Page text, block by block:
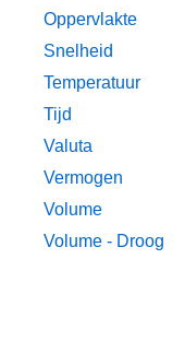
Oppervlakte
Snelheid
Temperatuur
Tijd
Valuta
Vermogen
Volume
Volume - Droog